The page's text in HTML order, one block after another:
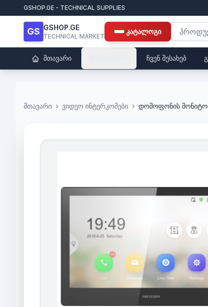
GSHOP.GE - TECHNICAL SUPPLIES
GS GSHOP.GE
TECHNICAL MARKET
კატალოგი
მთავარი ჩვენ შესახებ
მთავარი › ვიდეო ინტერკომები › დომოფონის